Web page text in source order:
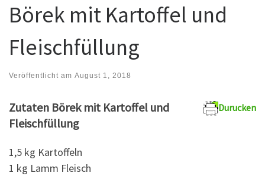
Börek mit Kartoffel und
Fleischfüllung
Veröffentlicht am August 1, 2018
Durucken
Zutaten Börek mit Kartoffel und
Fleischfüllung
1,5 kg Kartoffeln
1 kg Lamm Fleisch